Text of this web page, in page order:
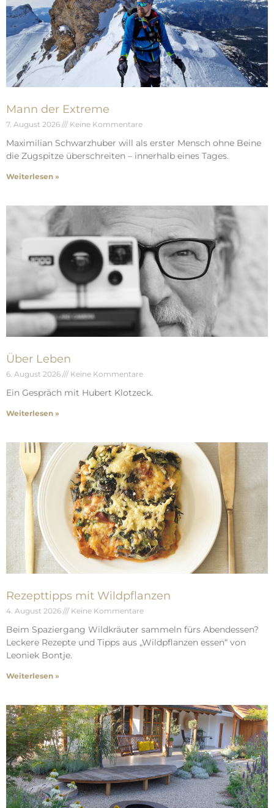
Mann der Extreme
7. August 2026 Keine Kommentare
Maximilian Schwarzhuber will als erster Mensch ohne Beine
die Zugspitze überschreiten – innerhalb eines Tages.
Weiterlesen »
Über Leben
6. August 2026 Keine Kommentare
Ein Gespräch mit Hubert Klotzeck.
Weiterlesen »
Rezepttipps mit Wildpflanzen
4. August 2026 Keine Kommentare
Beim Spaziergang Wildkräuter sammeln fürs Abendessen?
Leckere Rezepte und Tipps aus „Wildpflanzen essen“ von
Leoniek Bontje.
Weiterlesen »